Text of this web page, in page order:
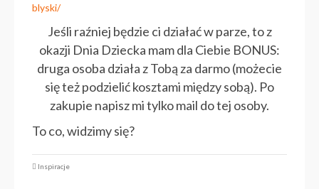
blyski/
Jeśli raźniej będzie ci działać w parze, to z
okazji Dnia Dziecka mam dla Ciebie BONUS:
druga osoba działa z Tobą za darmo (możecie
się też podzielić kosztami między sobą). Po
zakupie napisz mi tylko mail do tej osoby.
To co, widzimy się?
Inspiracje